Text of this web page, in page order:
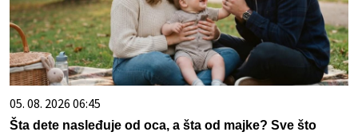
05. 08. 2026 06:45
Šta dete nasleđuje od oca, a šta od majke? Sve što